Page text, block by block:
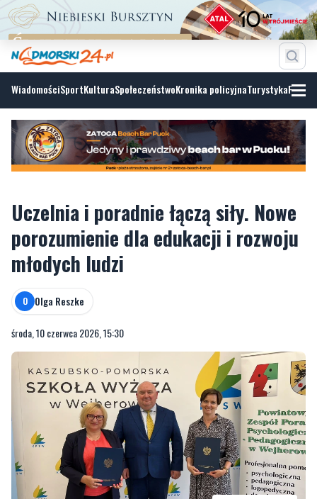
WiadomościSportKulturaSpołeczeństwoKronika policyjnaTurystyka
Uczelnia i poradnie łączą siły. Nowe
młodych ludzi
O Olga Reszke
FOT. PATRYCJA DREWA
To ważna wiadomość dla środowiska edukacyjnego w